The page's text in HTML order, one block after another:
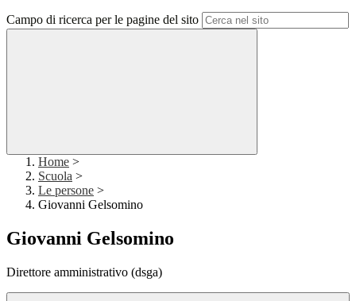
Campo di ricerca per le pagine del sito
Home >
Scuola >
Le persone >
Giovanni Gelsomino
Giovanni Gelsomino
Direttore amministrativo (dsga)